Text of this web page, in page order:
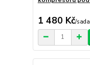
1 480 Kč/sada